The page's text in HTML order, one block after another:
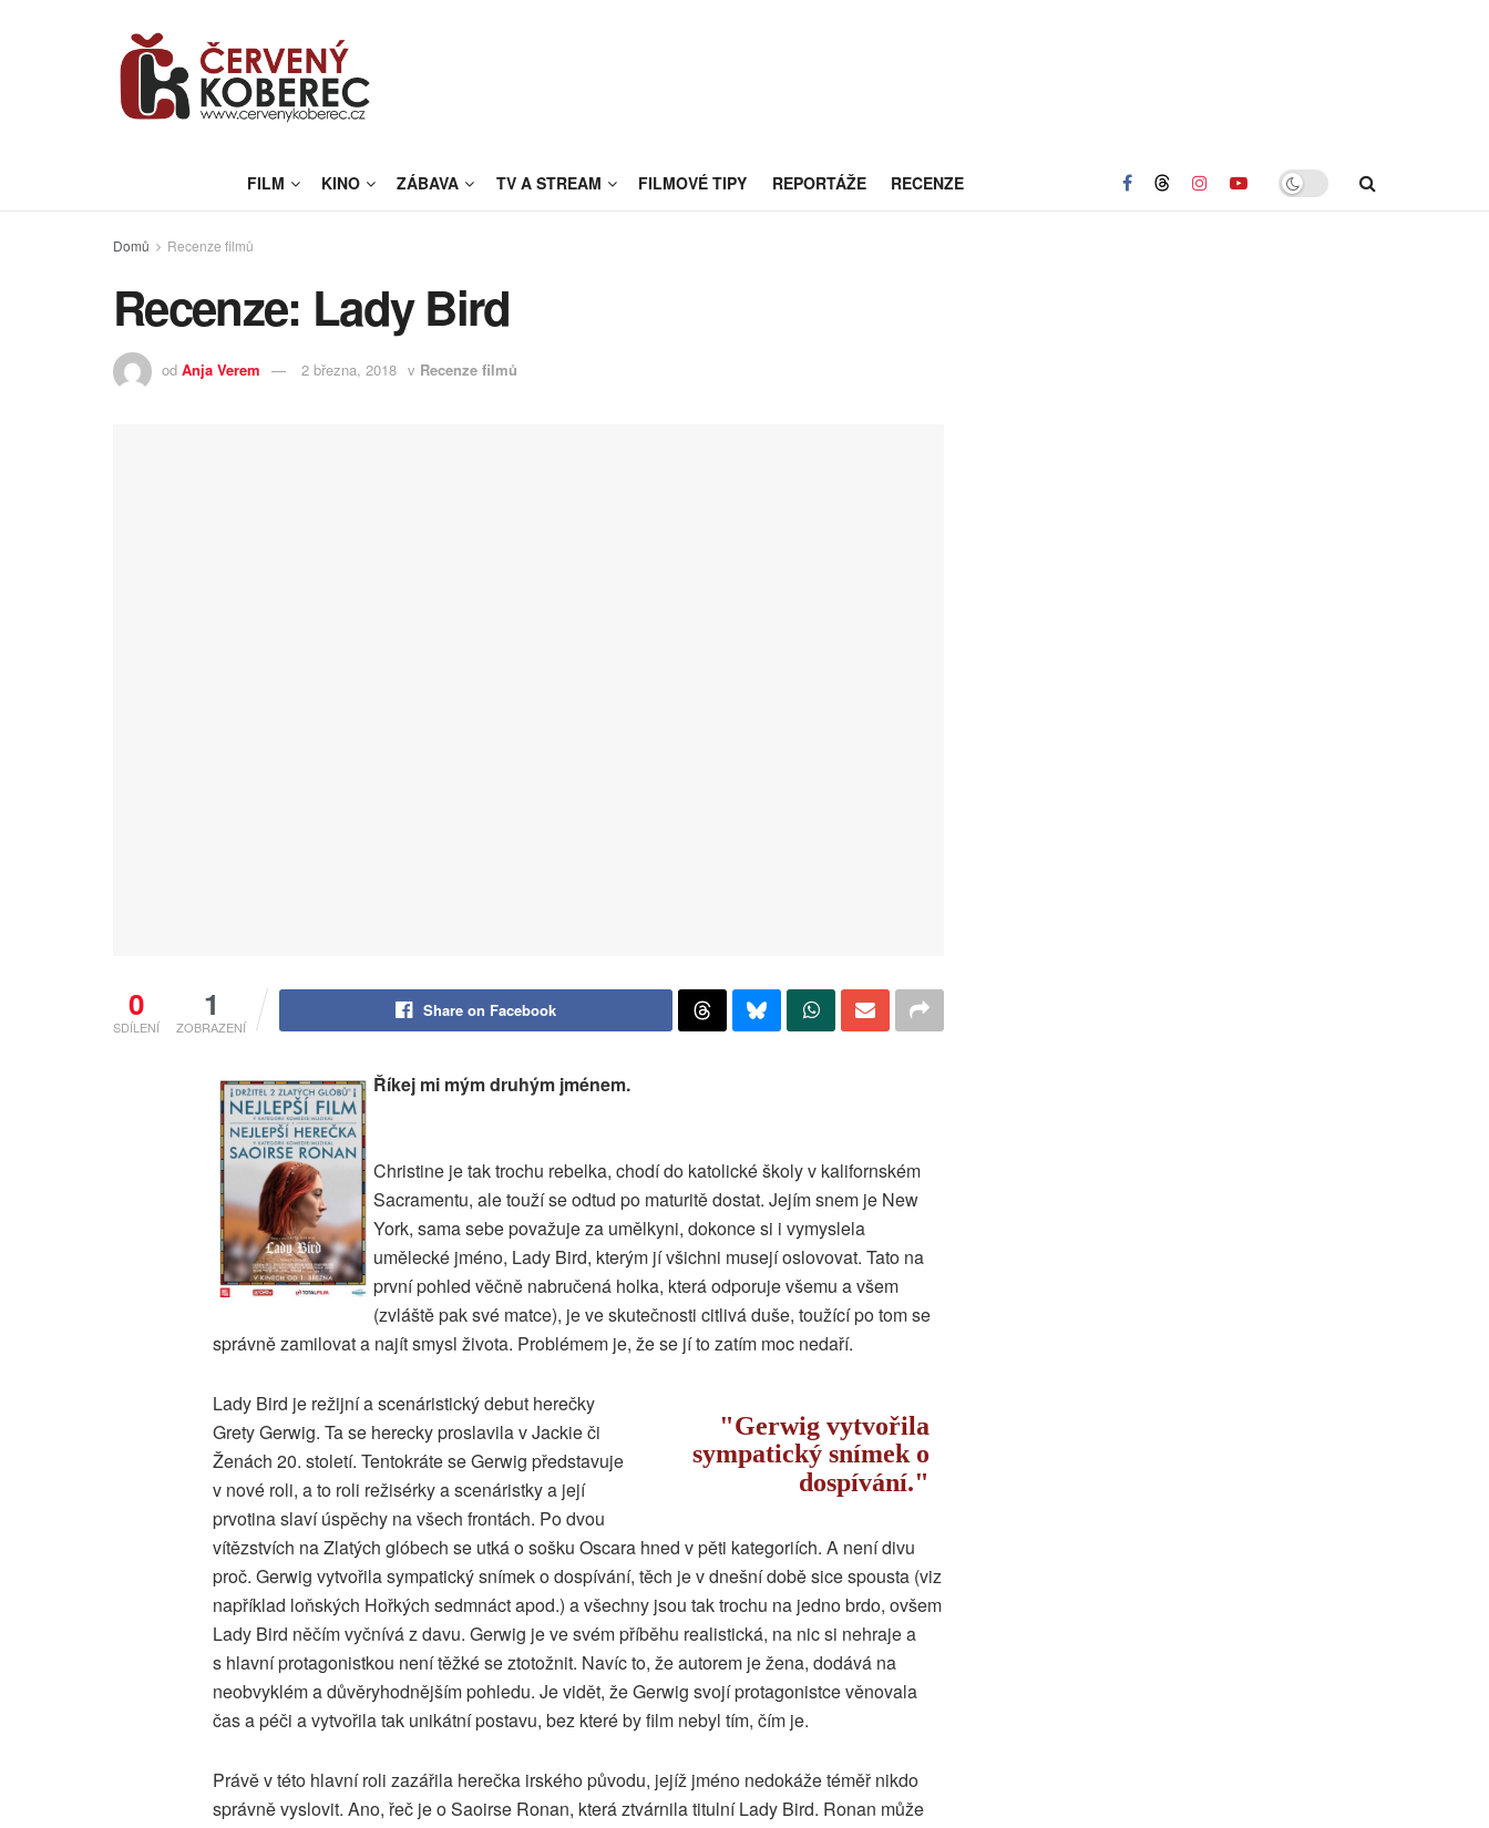
FILM KINO ZÁBAVA TV A STREAM FILMOVÉ TIPY REPORTÁŽE RECENZE
Domů Recenze filmů
Recenze: Lady Bird
od Anja Verem 2 března, 2018 v Recenze filmů
0
SDÍLENÍ
1
ZOBRAZENÍ
Share on Facebook
Říkej mi mým druhým jménem.
Christine je tak trochu rebelka, chodí do katolické školy v kalifornském
Sacramentu, ale touží se odtud po maturitě dostat. Jejím snem je New
York, sama sebe považuje za umělkyni, dokonce si i vymyslela
umělecké jméno, Lady Bird, kterým jí všichni musejí oslovovat. Tato na
první pohled věčně nabručená holka, která odporuje všemu a všem
(zvláště pak své matce), je ve skutečnosti citlivá duše, toužící po tom se
správně zamilovat a najít smysl života. Problémem je, že se jí to zatím moc nedaří.
Gerwig vytvořila
sympatický snímek o
dospívání.
Lady Bird je režijní a scenáristický debut herečky
Grety Gerwig. Ta se herecky proslavila v Jackie či
Ženách 20. století. Tentokráte se Gerwig představuje
v nové roli, a to roli režisérky a scenáristky a její
prvotina slaví úspěchy na všech frontách. Po dvou
vítězstvích na Zlatých glóbech se utká o sošku Oscara hned v pěti kategoriích. A není divu
proč. Gerwig vytvořila sympatický snímek o dospívání, těch je v dnešní době sice spousta (viz
například loňských Hořkých sedmnáct apod.) a všechny jsou tak trochu na jedno brdo, ovšem
Lady Bird něčím vyčnívá z davu. Gerwig je ve svém příběhu realistická, na nic si nehraje a
s hlavní protagonistkou není těžké se ztotožnit. Navíc to, že autorem je žena, dodává na
neobvyklém a důvěryhodnějším pohledu. Je vidět, že Gerwig svojí protagonistce věnovala
čas a péči a vytvořila tak unikátní postavu, bez které by film nebyl tím, čím je.
Právě v této hlavní roli zazářila herečka irského původu, jejíž jméno nedokáže téměř nikdo
správně vyslovit. Ano, řeč je o Saoirse Ronan, která ztvárnila titulní Lady Bird. Ronan může